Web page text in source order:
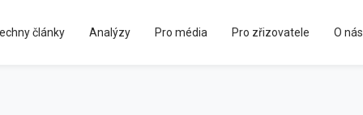
články Analýzy Pro média Pro zřizovatele O nás